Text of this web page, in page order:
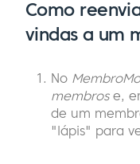
Como
vindas a um
No
membrose,
de um
"lápis" para